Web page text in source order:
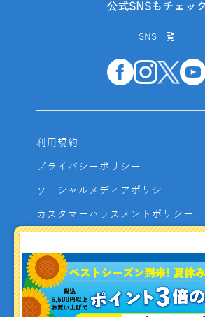
公式SNSもチェック
SNS一覧
利用規約
プライバシーポリシー
ソーシャルメディアポリシー
カスタマーハラスメントポリシー
よくあるご質問
お問い合わせ
利用者資金の保全方法